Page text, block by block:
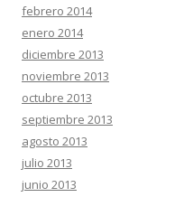
febrero 2014
enero 2014
diciembre 2013
noviembre 2013
octubre 2013
septiembre 2013
agosto 2013
julio 2013
junio 2013